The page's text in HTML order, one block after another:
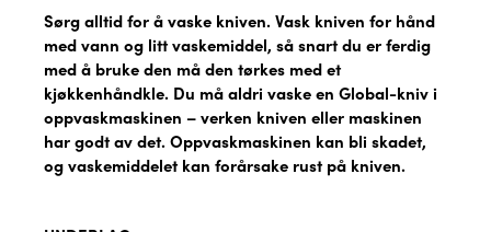
Sørg alltid for å vaske kniven. Vask kniven for hånd
med vann og litt vaskemiddel, så snart du er ferdig
med å bruke den må den tørkes med et
kjøkkenhåndkle. Du må aldri vaske en Global-kniv i
oppvaskmaskinen – verken kniven eller maskinen
har godt av det. Oppvaskmaskinen kan bli skadet,
og vaskemiddelet kan forårsake rust på kniven.